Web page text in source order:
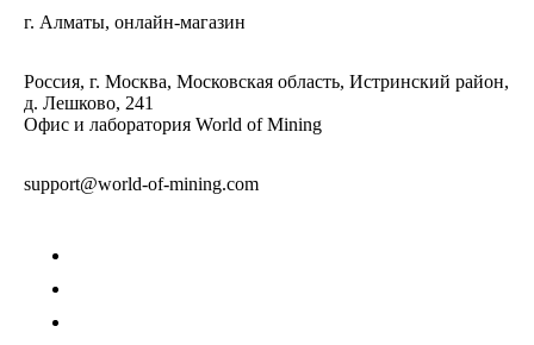
г. Алматы, онлайн-магазин
Россия, г. Москва, Московская область, Истринский район,
д. Лешково, 241
Офис и лаборатория World of Mining
support@world-of-mining.com